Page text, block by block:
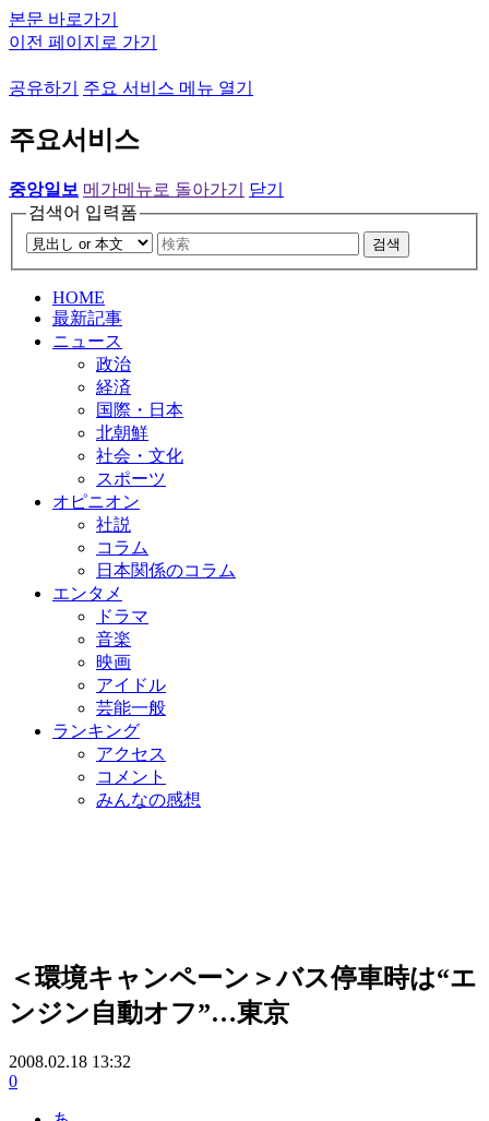
본문 바로가기
이전 페이지로 가기
공유하기 주요 서비스 메뉴 열기
주요서비스
중앙일보 메가메뉴로 돌아가기
닫기
검색어 입력폼
검색
HOME
最新記事
ニュース
政治
経済
国際・日本
北朝鮮
社会・文化
スポーツ
オピニオン
社説
コラム
日本関係のコラム
エンタメ
ドラマ
音楽
映画
アイドル
芸能一般
ランキング
アクセス
コメント
みんなの感想
＜環境キャンペーン＞バス停車時は“エ
ンジン自動オフ”…東京
2008.02.18 13:32
0